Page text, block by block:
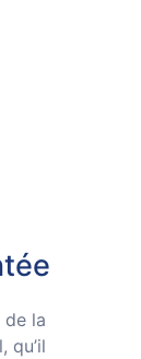
la
qu’il